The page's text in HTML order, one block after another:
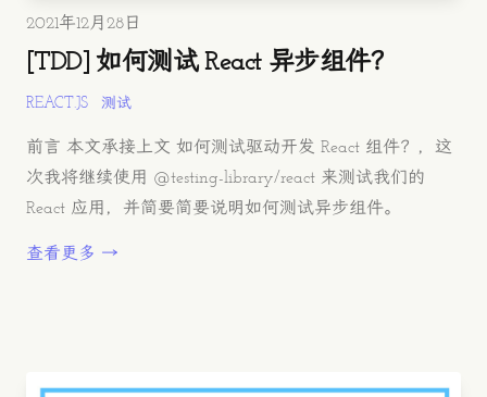
发布时间
2021年12月28日
[TDD] 如何测试 React 异步组件？
REACT.JS 测试
前言 本文承接上文 如何测试驱动开发 React 组件？，这
次我将继续使用 @testing-library/react 来测试我们的
React 应用，并简要简要说明如何测试异步组件。
查看更多 →